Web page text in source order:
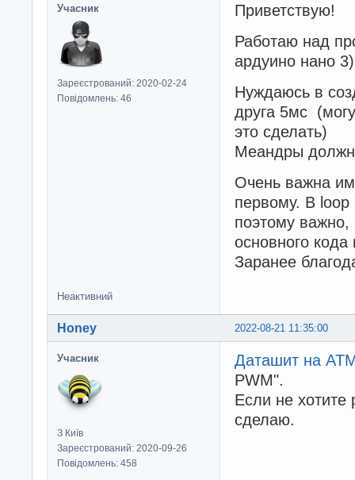
Учасник
Зареєстрований: 2020-02-24
Повідомлень: 46
Приветствую!
Работаю над
ардуино нано 3)
Нуждаюсь в
друга 5мс
это сделать)
Меандры
Очень важна
первому. В loop
поэтому
основного
Заранее
Неактивний
2022-08-21 11:35:00
Honey
Учасник
З Київ
Зареєстрований: 2020-09-26
Повідомлень: 458
Даташит на
PWM".
Если не хотите
сделаю.